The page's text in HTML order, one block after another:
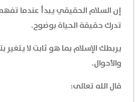
إن السلام الحقيقي يبدأ عندما
تدرك حقيقة الحياة بوضوح.
يربطك الإسلام بما هو ثابت لا يتغير
والأحوال.
قال الله تعالى: